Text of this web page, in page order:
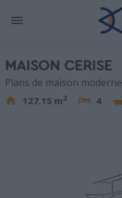
MAISON CERISE
Plans de maison moderne
127.15 m2 4